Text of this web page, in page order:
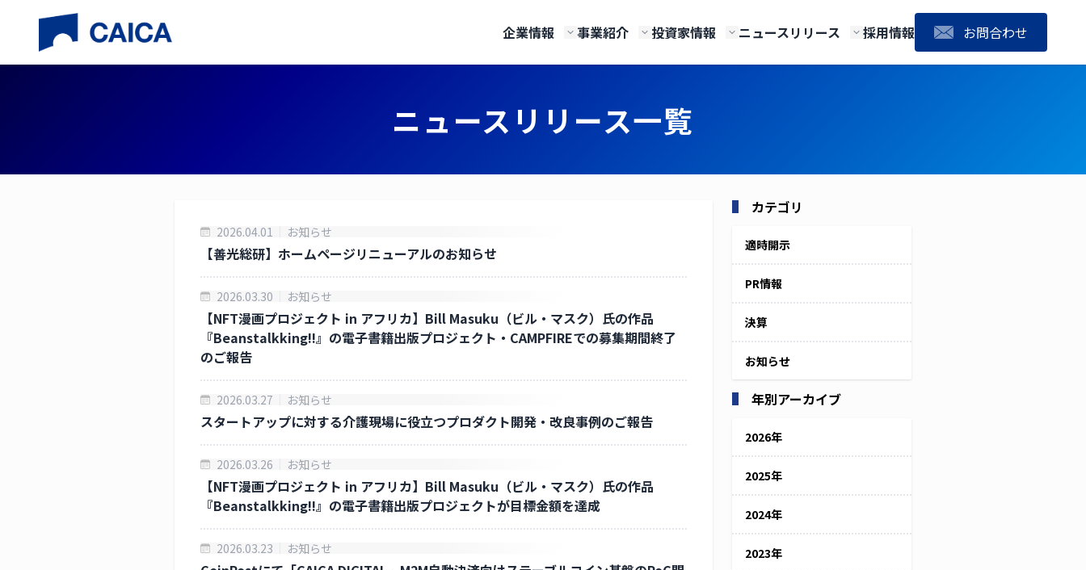
企業情報
子会社
事業紹介
ＥＷＪ
投資家情報
株主の状況について
株主総会
免責事項
ニュースリリース 採用情報 お問合わせ
ニュースリリース一覧
2026.04.01 お知らせ
【善光総研】ホームページリニューアルのお知らせ
2026.03.30 お知らせ
【NFT漫画プロジェクト in アフリカ】Bill Masuku（ビル・マスク）氏の作品
『Beanstalkking!!』の電子書籍出版プロジェクト・CAMPFIREでの募集期間終了
のご報告
2026.03.27 お知らせ
スタートアップに対する介護現場に役立つプロダクト開発・改良事例のご報告
2026.03.26 お知らせ
【NFT漫画プロジェクト in アフリカ】Bill Masuku（ビル・マスク）氏の作品
『Beanstalkking!!』の電子書籍出版プロジェクトが目標金額を達成
2026.03.23 お知らせ
カテゴリ
適時開示
PR情報
決算
お知らせ
年別アーカイブ
2026年
2025年
2024年
2023年